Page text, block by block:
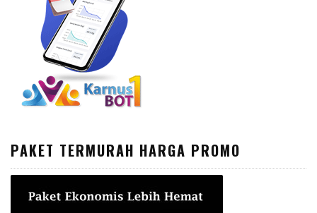
PAKET TERMURAH HARGA PROMO